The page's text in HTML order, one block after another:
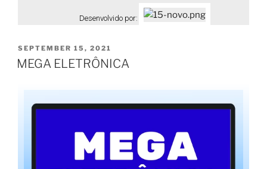
Desenvolvido por:
SEPTEMBER 15, 2021
MEGA ELETRÔNICA